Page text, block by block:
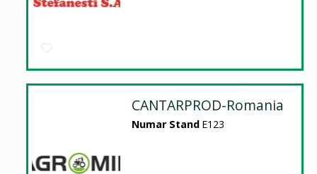
CANTARPROD-Romania
Numar Stand E123